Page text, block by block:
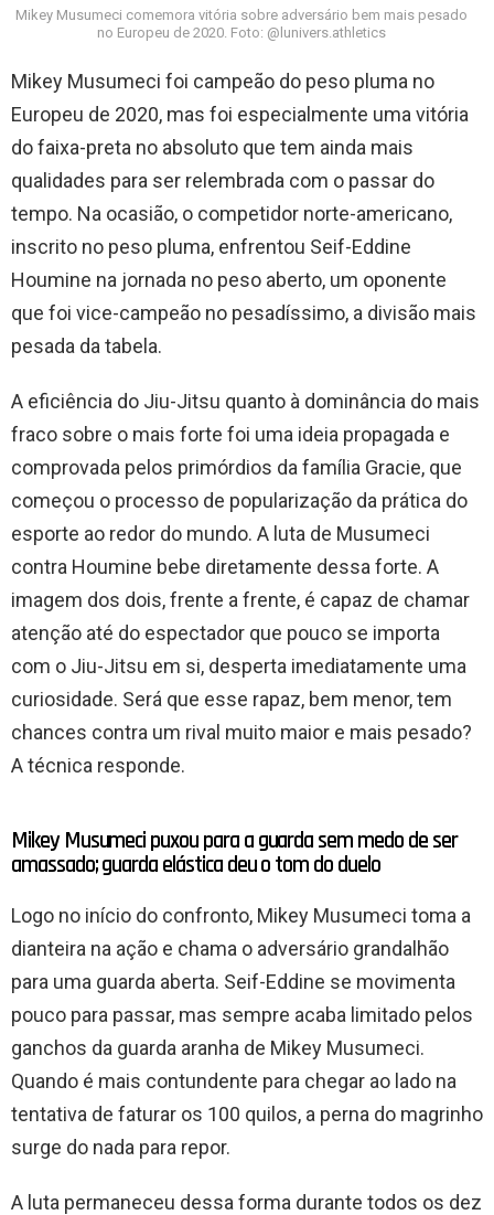
Mikey Musumeci comemora vitória sobre adversário bem mais pesado
no Europeu de 2020. Foto: @lunivers.athletics
Mikey Musumeci foi campeão do peso pluma no
Europeu de 2020, mas foi especialmente uma vitória
do faixa-preta no absoluto que tem ainda mais
qualidades para ser relembrada com o passar do
tempo. Na ocasião, o competidor norte-americano,
inscrito no peso pluma, enfrentou Seif-Eddine
Houmine na jornada no peso aberto, um oponente
que foi vice-campeão no pesadíssimo, a divisão mais
pesada da tabela.
A eficiência do Jiu-Jitsu quanto à dominância do mais
fraco sobre o mais forte foi uma ideia propagada e
comprovada pelos primórdios da família Gracie, que
começou o processo de popularização da prática do
esporte ao redor do mundo. A luta de Musumeci
contra Houmine bebe diretamente dessa forte. A
imagem dos dois, frente a frente, é capaz de chamar
atenção até do espectador que pouco se importa
com o Jiu-Jitsu em si, desperta imediatamente uma
curiosidade. Será que esse rapaz, bem menor, tem
chances contra um rival muito maior e mais pesado?
A técnica responde.
Mikey Musumeci puxou para a guarda sem medo de ser
amassado; guarda elástica deu o tom do duelo
Logo no início do confronto, Mikey Musumeci toma a
dianteira na ação e chama o adversário grandalhão
para uma guarda aberta. Seif-Eddine se movimenta
pouco para passar, mas sempre acaba limitado pelos
ganchos da guarda aranha de Mikey Musumeci.
Quando é mais contundente para chegar ao lado na
tentativa de faturar os 100 quilos, a perna do magrinho
surge do nada para repor.
A luta permaneceu dessa forma durante todos os dez